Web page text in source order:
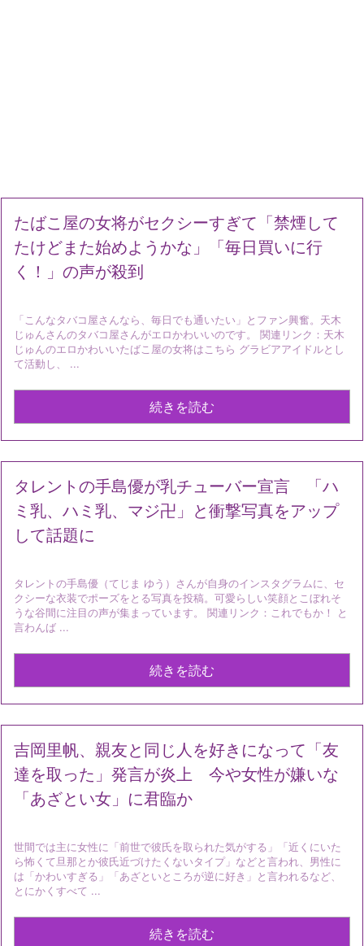
たばこ屋の女将がセクシーすぎて「禁煙して
たけどまた始めようかな」「毎日買いに行
く！」の声が殺到
「こんなタバコ屋さんなら、毎日でも通いたい」とファン興奮。天木
じゅんさんのタバコ屋さんがエロかわいいのです。 関連リンク：天木
じゅんのエロかわいいたばこ屋の女将はこちら グラビアアイドルとし
て活動し、 ...
続きを読む
タレントの手島優が乳チューバー宣言 「ハ
ミ乳、ハミ乳、マジ卍」と衝撃写真をアップ
して話題に
タレントの手島優（てじま ゆう）さんが自身のインスタグラムに、セ
クシーな衣装でポーズをとる写真を投稿。可愛らしい笑顔とこぼれそ
うな谷間に注目の声が集まっています。 関連リンク：これでもか！ と
言わんば ...
続きを読む
吉岡里帆、親友と同じ人を好きになって「友
達を取った」発言が炎上 今や女性が嫌いな
「あざとい女」に君臨か
世間では主に女性に「前世で彼氏を取られた気がする」「近くにいた
ら怖くて旦那とか彼氏近づけたくないタイプ」などと言われ、男性に
は「かわいすぎる」「あざといところが逆に好き」と言われるなど、
とにかくすべて ...
続きを読む